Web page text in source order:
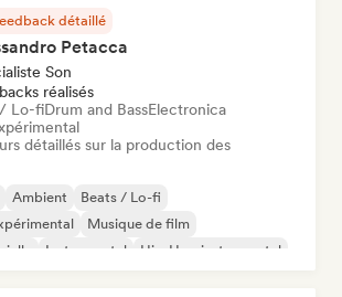
détaillé
Petacca
Son
réalisés
Lo-fiDrum and BassElectronica
détaillés sur la production des
Ambient
Beats / Lo-fi
Musique de film
Instrumental Hip-Hop instrumental